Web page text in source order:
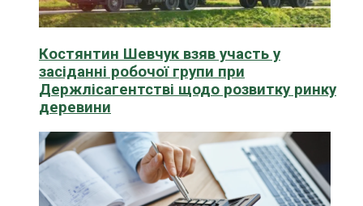
Костянтин Шевчук взяв участь у
засіданні робочої групи при
Держлісагентстві щодо розвитку ринку
деревини